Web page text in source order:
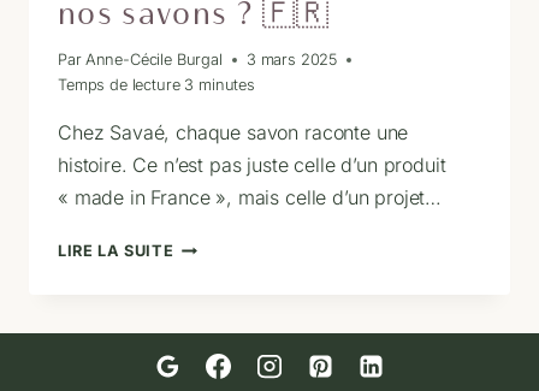
nos savons ? 🇫🇷
Par Anne-Cécile Burgal
3 mars 2025
Temps de lecture3 minutes
Chez Savaé, chaque savon raconte une
histoire. Ce n’est pas juste celle d’un produit
« made in France », mais celle d’un projet…
LIRE LA SUITE POURQUOI
INGRÉDIENTS